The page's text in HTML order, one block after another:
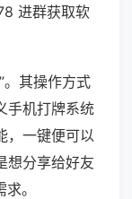
进群获取软
。其操作方式
手机打牌系统
，一键便可以
想分享给好友
。